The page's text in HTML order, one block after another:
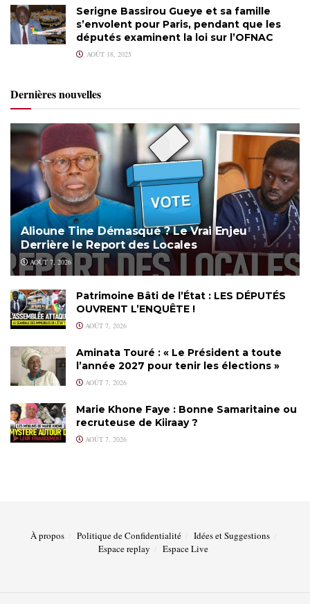
Serigne Bassirou Gueye et sa famille
s’envolent pour Paris, pendant que les
députés examinent la loi sur l’OFNAC
AOÛT 18, 2025
Dernières nouvelles
Alioune Tine Démasqué ? Le Vrai Enjeu
Derrière le Report des Locales
AOÛT 7, 2026
Patrimoine Bâti de l’État : LES DÉPUTÉS
OUVRENT L’ENQUÊTE !
AOÛT 7, 2026
Aminata Touré : « Le Président a toute
l’année 2027 pour tenir les élections »
AOÛT 7, 2026
Marie Khone Faye : Bonne Samaritaine ou
recruteuse de Kiiraay ?
AOÛT 7, 2026
À propos Politique de Confidentialité
Idées et Suggestions
Espace replay
Espace Live